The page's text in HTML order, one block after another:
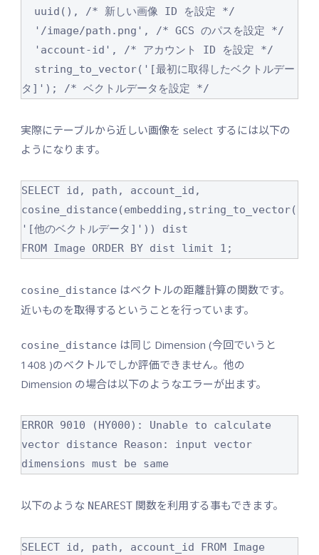
タ]'); /* ベクトルデータを設定 */
実際にテーブルから近しい画像を select するには以下の
ようになります。
SELECT id, path, account_id,
cosine_distance(embedding,string_to_vector(
'[他のベクトルデータ]')) dist
FROM Image ORDER BY dist limit 1;
cosine_distance はベクトルの距離計算の関数です。
近いものを取得するということを行っています。
cosine_distance は同じ Dimension (今回でいうと
1408 )のベクトルでしか評価できません。他の
Dimension の場合は以下のようなエラーが出ます。
ERROR 9010 (HY000): Unable to calculate
vector distance Reason: input vector
以下のような NEAREST関数を利用する事もできます。
SELECT id, path, account_id FROM Image